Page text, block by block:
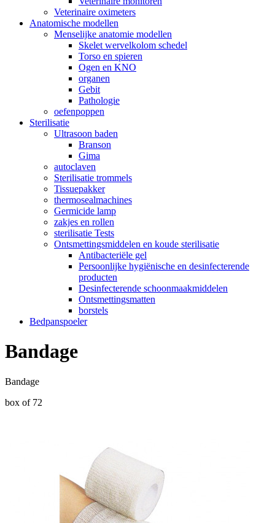
Veterinaire oximeters
Anatomische modellen
Menselijke anatomie modellen
Skelet wervelkolom schedel
Torso en spieren
Ogen en KNO
organen
Gebit
Pathologie
oefenpoppen
Sterilisatie
Ultrasoon baden
Branson
Gima
autoclaven
Sterilisatie trommels
Tissuepakker
thermosealmachines
Germicide lamp
zakjes en rollen
sterilisatie Tests
Ontsmettingsmiddelen en koude sterilisatie
Antibacteriële gel
Persoonlijke hygiënische en desinfecterende
producten
Desinfecterende schoonmaakmiddelen
Ontsmettingsmatten
borstels
Bedpanspoeler
Bandage
Bandage
box of 72